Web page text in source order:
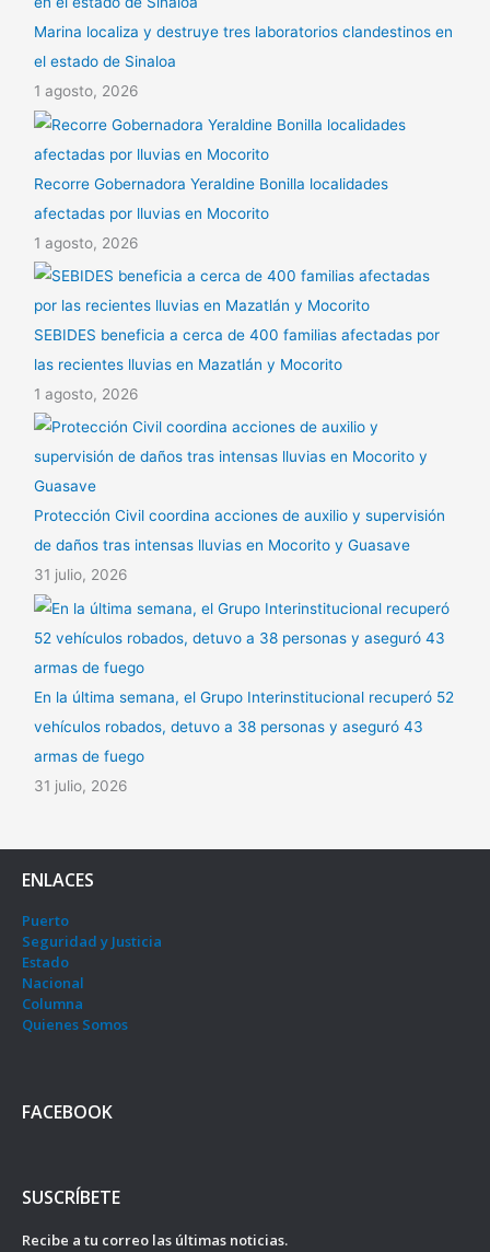
Marina localiza y destruye tres laboratorios clandestinos en
el estado de Sinaloa
1 agosto, 2026
Recorre Gobernadora Yeraldine Bonilla localidades
afectadas por lluvias en Mocorito
1 agosto, 2026
SEBIDES beneficia a cerca de 400 familias afectadas por
las recientes lluvias en Mazatlán y Mocorito
1 agosto, 2026
Protección Civil coordina acciones de auxilio y supervisión
de daños tras intensas lluvias en Mocorito y Guasave
31 julio, 2026
En la última semana, el Grupo Interinstitucional recuperó 52
vehículos robados, detuvo a 38 personas y aseguró 43
armas de fuego
31 julio, 2026
ENLACES
Puerto
Seguridad y Justicia
Estado
Nacional
Columna
Quienes Somos
FACEBOOK
SUSCRÍBETE
Recibe a tu correo las últimas noticias.